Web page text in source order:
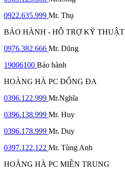
0922.635.999 Mr. Thụ
BẢO HÀNH - HỖ TRỢ KỸ THUẬT
0976.382.666 Mr. Dũng
19006100 Bảo hành
HOÀNG HÀ PC ĐỐNG ĐA
0396.122.999 Mr.Nghĩa
0396.138.999 Mr. Huy
0396.178.999 Mr. Duy
0397.122.122 Mr. Tùng Anh
HOÀNG HÀ PC MIỀN TRUNG